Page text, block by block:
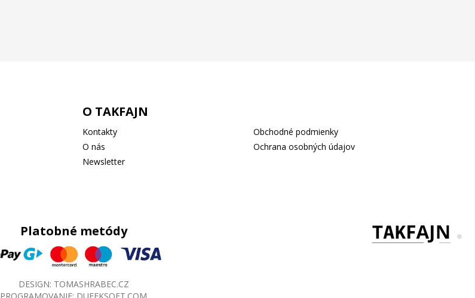
O TAKFAJN
Kontakty
Obchodné podmienky
O nás
Ochrana osobných údajov
Newsletter
Platobné metódy
DESIGN: TOMASHRABEC.CZ